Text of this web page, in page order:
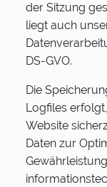
der Sitzung
liegt auch
DS-GVO.
Die
Logfiles
Website
Daten zur